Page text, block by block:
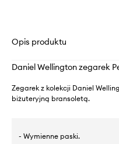
Opis produktu
Daniel Wellington zegarek
Zegarek z kolekcji Daniel
biżuteryjną bransoletą.
- Wymienne paski.